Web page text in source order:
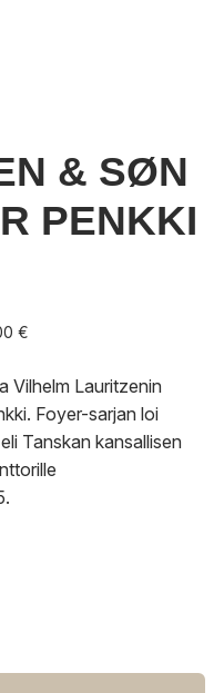
& SØN
PENKKI
€
Vilhelm Lauritzenin
Foyer-sarjan loi
Tanskan kansallisen